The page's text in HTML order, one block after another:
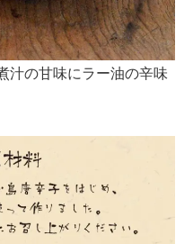
汁の甘味にラー油の辛味